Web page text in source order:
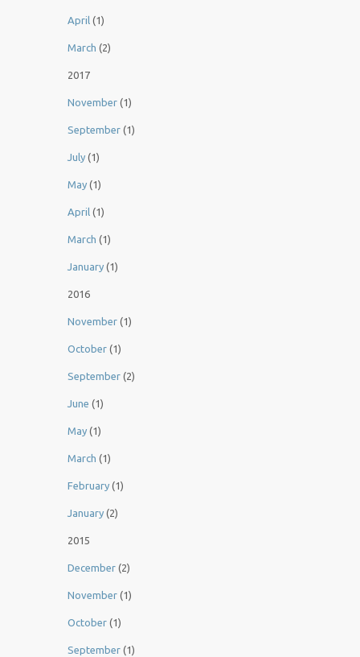
April (1)
March (2)
2017
November (1)
September (1)
July (1)
May (1)
April (1)
March (1)
January (1)
2016
November (1)
October (1)
September (2)
June (1)
May (1)
March (1)
February (1)
January (2)
2015
December (2)
November (1)
October (1)
September (1)